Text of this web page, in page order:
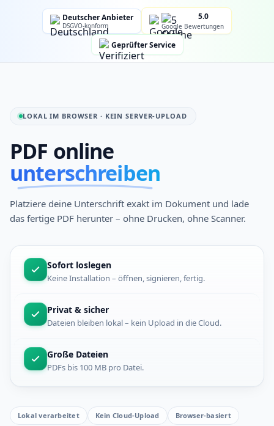
Deutscher Anbieter
DSGVO-konform
5.0
Google Bewertungen
Geprüfter Service
LOKAL IM BROWSER · KEIN SERVER-UPLOAD
PDF online
unterschreiben
Platziere deine Unterschrift exakt im Dokument und lade
das fertige PDF herunter – ohne Drucken, ohne Scanner.
Sofort loslegen
Keine Installation – öffnen, signieren, fertig.
Privat & sicher
Dateien bleiben lokal – kein Upload in die Cloud.
Große Dateien
PDFs bis 100 MB pro Datei.
Lokal verarbeitet Kein Cloud-Upload Browser-basiert